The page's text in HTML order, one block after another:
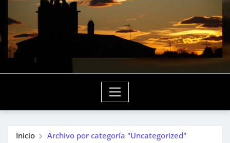
Inicio Archivo por categoría "Uncategorized"